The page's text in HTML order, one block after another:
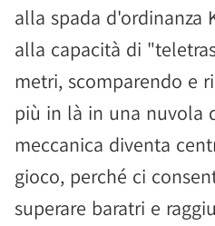
alla spada d'ordinanza
alla capacità di
metri, scomparendo e
più in là in una nuvola
meccanica diventa
gioco, perché ci
superare baratri e